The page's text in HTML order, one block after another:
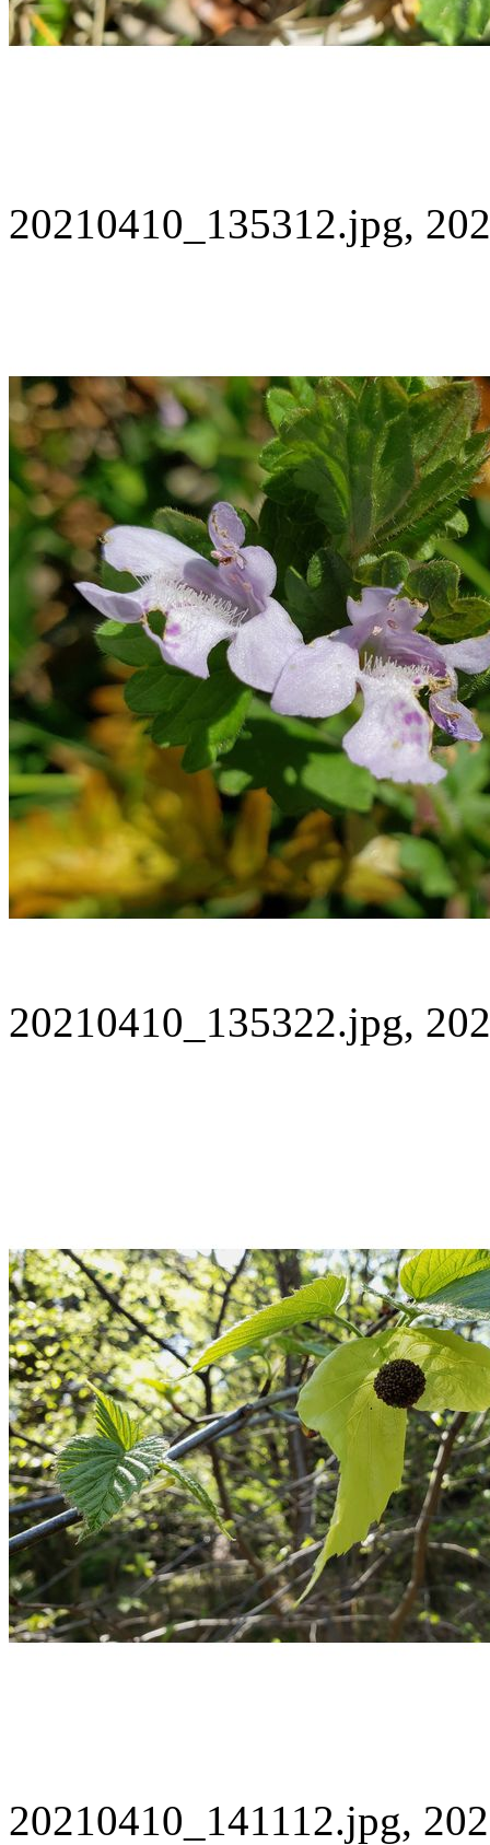
20210410_135312.jpg,
20210410_135322.jpg,
20210410_141112.jpg,